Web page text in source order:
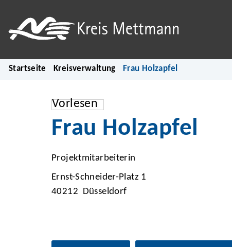
Startseite Kreisverwaltung Frau Holzapfel
Vorlesen
Frau Holzapfel
Projektmitarbeiterin
Ernst-Schneider-Platz 1
40212 Düsseldorf